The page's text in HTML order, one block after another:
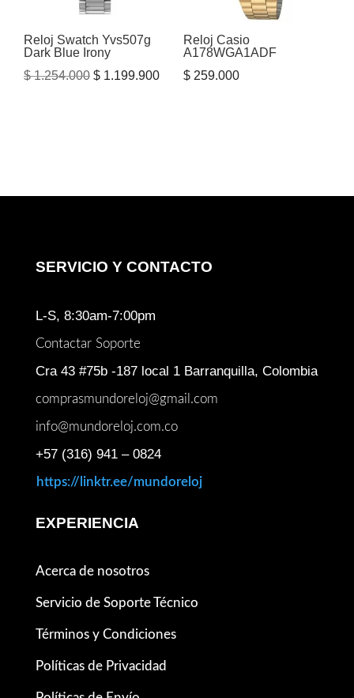
Reloj Swatch Yvs507g
Dark Blue Irony
$1.254.000 El
$ 1.199.900El
Reloj Casio
A178WGA1ADF
$259.000
SERVICIO Y CONTACTO
L-S, 8:30am-7:00pm
Contactar Soporte
Cra 43 #75b -187 local 1 Barranquilla, Colombia
comprasmundoreloj@gmail.com
info@mundoreloj.com.co
+57 (316) 941 – 0824
https://linktr.ee/mundoreloj
EXPERIENCIA
Acerca de nosotros
Servicio de Soporte Técnico
Términos y Condiciones
Políticas de Privacidad